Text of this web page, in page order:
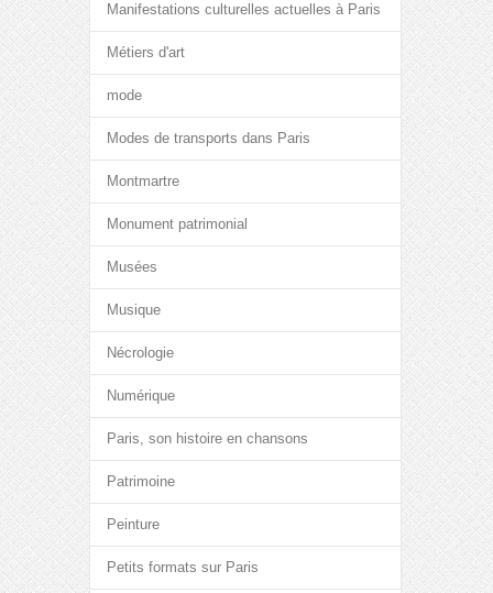
Manifestations culturelles actuelles à Paris
Métiers d'art
mode
Modes de transports dans Paris
Montmartre
Monument patrimonial
Musées
Musique
Nécrologie
Numérique
Paris, son histoire en chansons
Patrimoine
Peinture
Petits formats sur Paris